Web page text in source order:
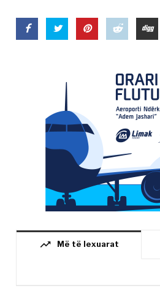
trending_up Më të lexuarat